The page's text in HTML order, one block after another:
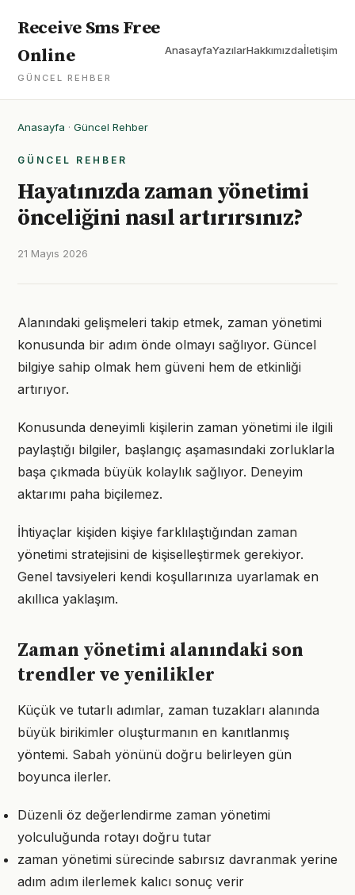
Receive Sms Free
Online
GÜNCEL REHBER
AnasayfaYazılarHakkımızdaİletişim
Anasayfa · Güncel Rehber
GÜNCEL REHBER
Hayatınızda zaman yönetimi
önceliğini nasıl artırırsınız?
21 Mayıs 2026
Alanındaki gelişmeleri takip etmek, zaman yönetimi
konusunda bir adım önde olmayı sağlıyor. Güncel
bilgiye sahip olmak hem güveni hem de etkinliği
artırıyor.
Konusunda deneyimli kişilerin zaman yönetimi ile ilgili
paylaştığı bilgiler, başlangıç aşamasındaki zorluklarla
başa çıkmada büyük kolaylık sağlıyor. Deneyim
aktarımı paha biçilemez.
İhtiyaçlar kişiden kişiye farklılaştığından zaman
yönetimi stratejisini de kişiselleştirmek gerekiyor.
Genel tavsiyeleri kendi koşullarınıza uyarlamak en
akıllıca yaklaşım.
Zaman yönetimi alanındaki son
trendler ve yenilikler
Küçük ve tutarlı adımlar, zaman tuzakları alanında
büyük birikimler oluşturmanın en kanıtlanmış
yöntemi. Sabah yönünü doğru belirleyen gün
boyunca ilerler.
Düzenli öz değerlendirme zaman yönetimi
yolculuğunda rotayı doğru tutar
zaman yönetimi sürecinde sabırsız davranmak yerine
adım adım ilerlemek kalıcı sonuç verir